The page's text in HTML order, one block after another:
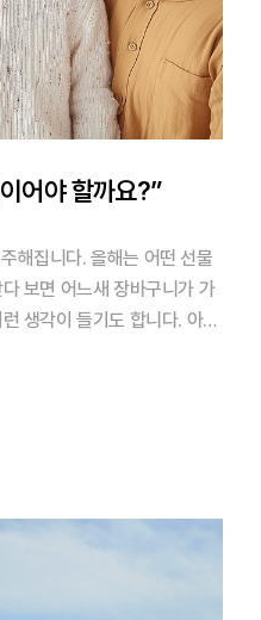
어야 할까요?”
해집니다. 올해는 어떤 선물
보면 어느새 장바구니가 가
리고 다양한 경험을 해볼 수